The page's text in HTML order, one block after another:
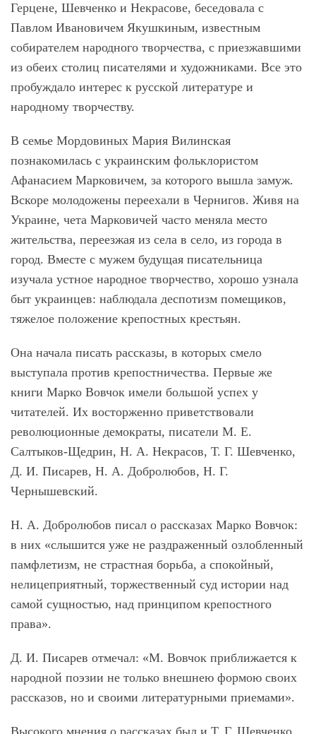
Герцене, Шевченко и Некрасове, беседовала с
Павлом Ивановичем Якушкиным, известным
собирателем народного творчества, с приезжавшими
из обеих столиц писателями и художниками. Все это
пробуждало интерес к русской литературе и
народному творчеству.
В семье Мордовиных Мария Вилинская
познакомилась с украинским фольклористом
Афанасием Марковичем, за которого вышла замуж.
Вскоре молодожены переехали в Чернигов. Живя на
Украине, чета Марковичей часто меняла место
жительства, переезжая из села в село, из города в
город. Вместе с мужем будущая писательница
изучала устное народное творчество, хорошо узнала
быт украинцев: наблюдала деспотизм помещиков,
тяжелое положение крепостных крестьян.
Она начала писать рассказы, в которых смело
выступала против крепостничества. Первые же
книги Марко Вовчок имели большой успех у
читателей. Их восторженно приветствовали
революционные демократы, писатели М. Е.
Салтыков-Щедрин, Н. А. Некрасов, Т. Г. Шевченко,
Д. И. Писарев, Н. А. Добролюбов, Н. Г.
Чернышевский.
Н. А. Добролюбов писал о рассказах Марко Вовчок:
в них «слышится уже не раздраженный озлобленный
памфлетизм, не страстная борьба, а спокойный,
нелицеприятный, торжественный суд истории над
самой сущностью, над принципом крепостного
права».
Д. И. Писарев отмечал: «М. Вовчок приближается к
народной поэзии не только внешнею формою своих
рассказов, но и своими литературными приемами».
Высокого мнения о рассказах был и Т. Г. Шевченко.